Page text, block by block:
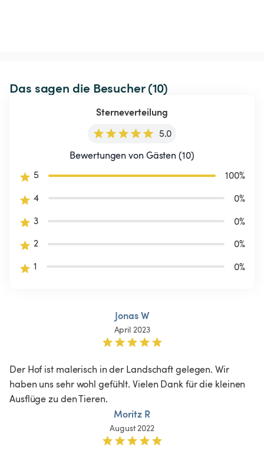
Das sagen die Besucher (10)
Sterneverteilung
5.0
Bewertungen von Gästen (10)
5
100%
4
0%
3
0%
2
0%
1
0%
Jonas W
April 2023
Der Hof ist malerisch in der Landschaft gelegen. Wir
haben uns sehr wohl gefühlt. Vielen Dank für die kleinen
Ausflüge zu den Tieren.
Moritz R
August 2022